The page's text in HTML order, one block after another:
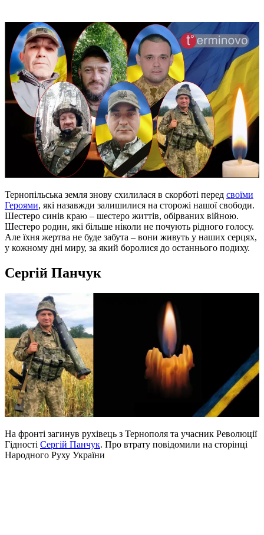
Тернопільська земля знову схилилася в скорботі перед своїми
Героями, які назавжди залишилися на сторожі нашої свободи.
Шестеро синів краю – шестеро життів, обірваних війною.
Шестеро родин, які більше ніколи не почують рідного голосу.
Але їхня жертва не буде забута – вони живуть у наших серцях,
у кожному дні миру, за який боролися до останнього подиху.
Сергій Панчук
На фронті загинув рухівець з Тернополя та учасник Революції
Гідності Сергій Панчук. Про втрату повідомили на сторінці
Народного Руху України